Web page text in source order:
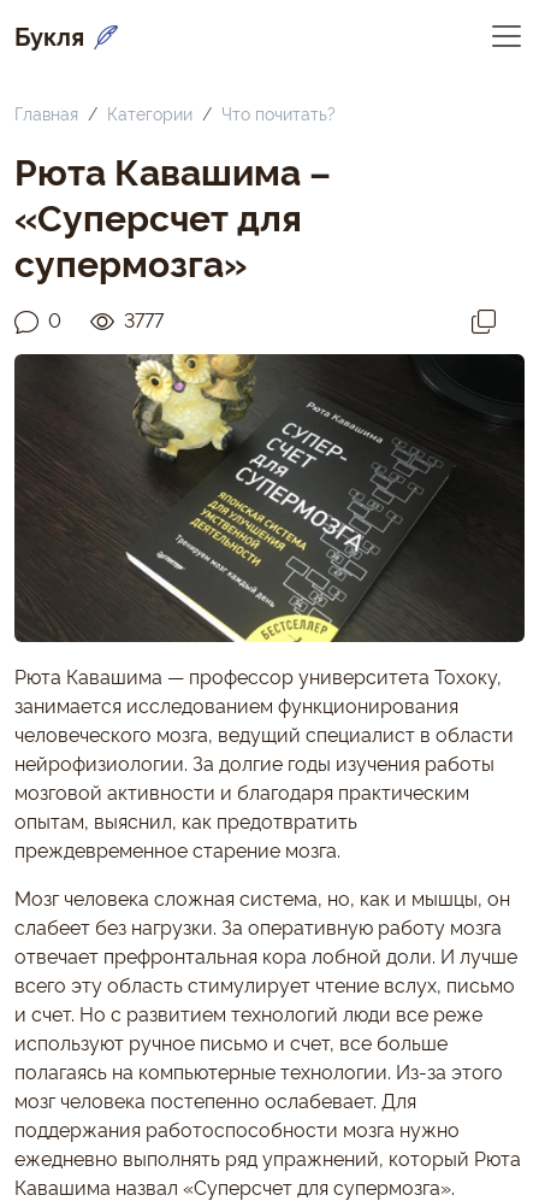
Букля
Главная Категории Что почитать?
Рюта Кавашима –
«Суперсчет для
супермозга»
0 3777
Рюта Кавашима — профессор университета Тохоку,
занимается исследованием функционирования
человеческого мозга, ведущий специалист в области
нейрофизиологии. За долгие годы изучения работы
мозговой активности и благодаря практическим
опытам, выяснил, как предотвратить
преждевременное старение мозга.
Мозг человека сложная система, но, как и мышцы, он
слабеет без нагрузки. За оперативную работу мозга
отвечает префронтальная кора лобной доли. И лучше
всего эту область стимулирует чтение вслух, письмо
и счет. Но с развитием технологий люди все реже
используют ручное письмо и счет, все больше
полагаясь на компьютерные технологии. Из-за этого
мозг человека постепенно ослабевает. Для
поддержания работоспособности мозга нужно
ежедневно выполнять ряд упражнений, который Рюта
Кавашима назвал «Суперсчет для супермозга».